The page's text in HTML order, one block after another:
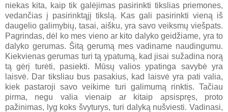
niekas kita, kaip tik galėjimas pasirinkti tikslias priemones,
vedančias į pasirinktąjį tikslą. Kas gali pasirinkti vieną iš
daugelio galimybių, tasai, aišku, yra savo veiksmų viešpats.
Pagrindas, dėl ko mes vieno ar kito dalyko geidžiame, yra to
dalyko gerumas. Šitą gerumą mes vadiname naudingumu.
Kiekvienas gerumas turi tą ypatumą, kad jisai sužadina norą
tą gėrį turėti, pasiekti. Mūsų valios ypatinga savybė yra
laisvė. Dar tiksliau bus pasakius, kad laisvė yra pati valia,
kiek pastaroji savo veikime turi galimumą rinktis. Tačiau
pirma, negu valia vienaip ar kitaip apsispręs, proto
pažinimas, lyg koks švyturys, turi dalyką nušviesti. Vadinasi,